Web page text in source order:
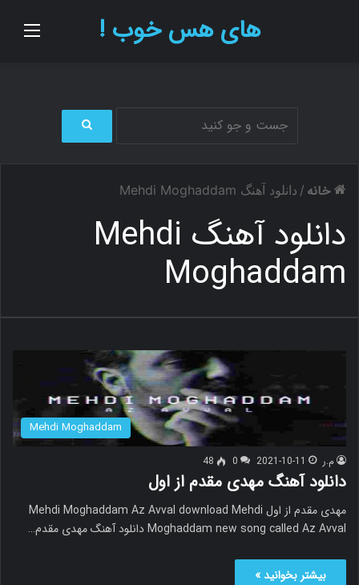
های هس خوب !
ج
خانه / دانلود آهنگ Mehdi Moghaddam
دانلود آهنگ Mehdi
Moghaddam
Mehdi Moghaddam
م.ر 2021-10-11
0
48
دانلود آهنگ مهدی مقدم از اول
مهدی مقدم از اول Mehdi Moghaddam Az Avval download Mehdi
Moghaddam new song called Az Avval دانلود آهنگ مهدی مقدم…
بیشتر بخوانید »